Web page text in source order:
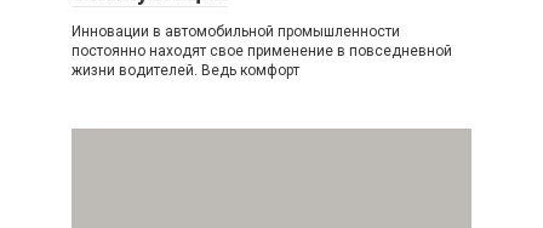
Инновации в автомобильной промышленности
постоянно находят свое применение в повседневной
жизни водителей. Ведь комфорт